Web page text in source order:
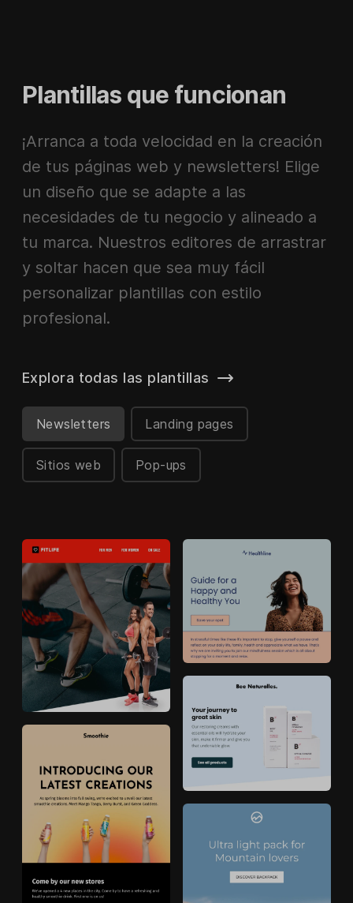
Plantillas que funcionan
¡Arranca a toda velocidad en la creación
de tus páginas web y newsletters! Elige
un diseño que se adapte a las
necesidades de tu negocio y alineado a
tu marca. Nuestros editores de arrastrar
y soltar hacen que sea muy fácil
personalizar plantillas con estilo
profesional.
Newsletters Landing pages
Sitios web Pop-ups
Explora todas las plantillas